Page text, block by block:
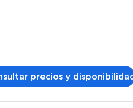
precios y
Una sala de estar moderna